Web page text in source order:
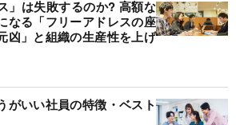
」は失敗するのか? 高額な
なる「フリーアドレスの座
凶」と組織の生産性を上げ
がいい社員の特徴・ベスト